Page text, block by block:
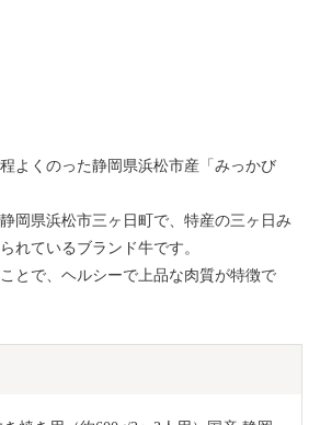
よくのった静岡県浜松市産「みっかび
岡県浜松市三ヶ日町で、特産の三ヶ日み
れているブランド牛です。
とで、ヘルシーで上品な肉質が特徴で